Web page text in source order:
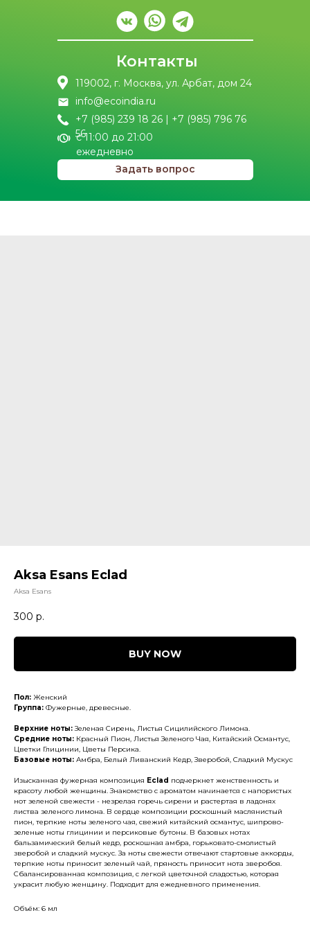
Контакты
119002, г. Москва, ул. Арбат, дом 24
info@ecoindia.ru
Задать вопрос
с 11:00 до 21:00
ежедневно
+7 (985) 239 18 26 | +7 (985) 796 76
56
Aksa Esans Eclad
Aksa Esans
300 р.
BUY NOW
Пол: Женский
Группа: Фужерные, древесные.
Верхние ноты:Зеленая Сирень, Листья Сицилийского Лимона.
Средние ноты: Красный Пион, Листья Зеленого Чая, Китайский Османтус,
Цветки Глицинии, Цветы Персика.
Базовые ноты: Амбра, Белый Ливанский Кедр, Зверобой, Сладкий Мускус
Изысканная фужерная композиция Eclad подчеркнет женственность и
красоту любой женщины. Знакомство с ароматом начинается с напористых
нот зеленой свежести - незрелая горечь сирени и растертая в ладонях
листва зеленого лимона. В сердце композиции роскошный маслянистый
пион, терпкие ноты зеленого чая, свежий китайский османтус, шипрово-
зеленые ноты глицинии и персиковые бутоны. В базовых нотах
бальзамический белый кедр, роскошная амбра, горьковато-смолистый
зверобой и сладкий мускус. За ноты свежести отвечают стартовые аккорды,
терпкие ноты приносит зеленый чай, пряность приносит нота зверобоя.
Сбалансированная композиция, с легкой цветочной сладостью, которая
украсит любую женщину. Подходит для ежедневного применения.
Объём: 6 мл